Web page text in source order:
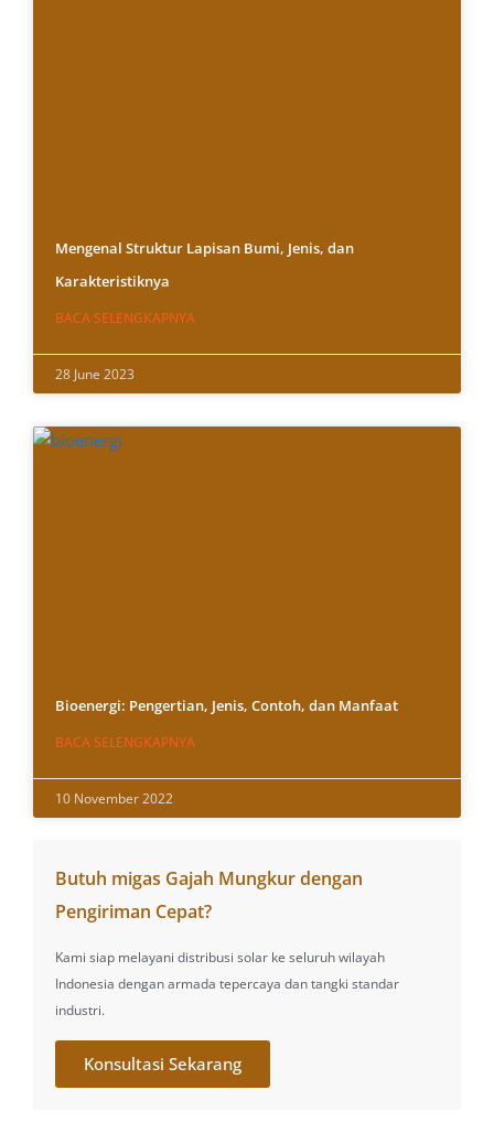
Mengenal Struktur Lapisan Bumi, Jenis, dan
Karakteristiknya
BACA SELENGKAPNYA
28 June 2023
Bioenergi: Pengertian, Jenis, Contoh, dan Manfaat
BACA SELENGKAPNYA
10 November 2022
Butuh migas Gajah Mungkur dengan
Pengiriman Cepat?
Kami siap melayani distribusi solar ke seluruh wilayah
Indonesia dengan armada tepercaya dan tangki standar
industri.
Konsultasi Sekarang